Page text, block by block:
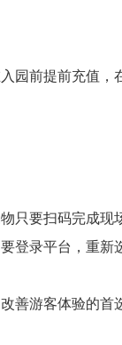
园前提前充值
只要扫码完成
登录平台，重新
善游客体验的